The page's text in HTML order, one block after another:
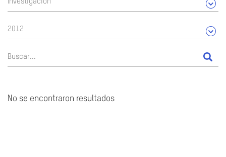
2012
No se encontraron resultados